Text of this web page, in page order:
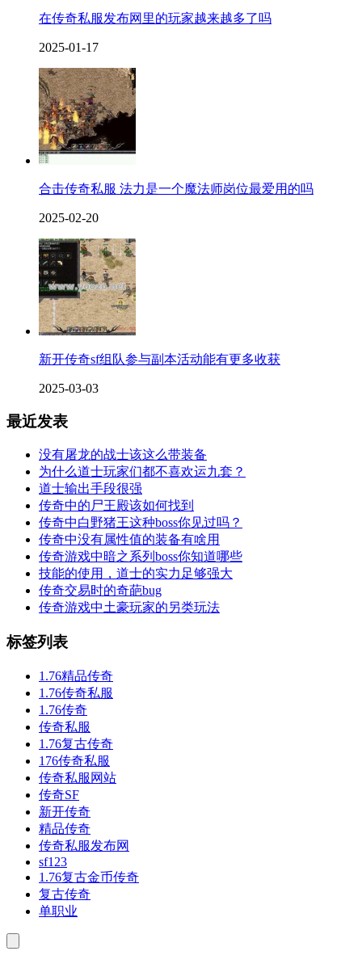
在传奇私服发布网里的玩家越来越多了吗
2025-01-17
合击传奇私服 法力是一个魔法师岗位最爱用的吗
2025-02-20
新开传奇sf组队参与副本活动能有更多收获
2025-03-03
最近发表
没有屠龙的战士该这么带装备
为什么道士玩家们都不喜欢运九套？
道士输出手段很强
传奇中的尸王殿该如何找到
传奇中白野猪王这种boss你见过吗？
传奇中没有属性值的装备有啥用
传奇游戏中暗之系列boss你知道哪些
技能的使用，道士的实力足够强大
传奇交易时的奇葩bug
传奇游戏中土豪玩家的另类玩法
标签列表
1.76精品传奇
1.76传奇私服
1.76传奇
传奇私服
1.76复古传奇
176传奇私服
传奇私服网站
传奇SF
新开传奇
精品传奇
传奇私服发布网
sf123
1.76复古金币传奇
复古传奇
单职业